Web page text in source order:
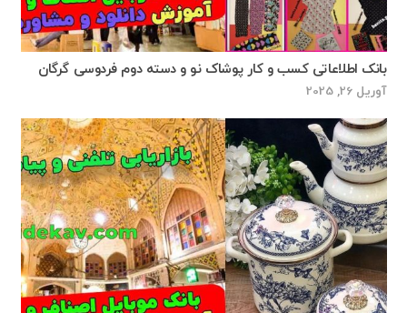
بانک اطلاعاتی کسب و کار پوشاک نو و دسته دوم فردوسی گرگان
آوریل 26, 2025